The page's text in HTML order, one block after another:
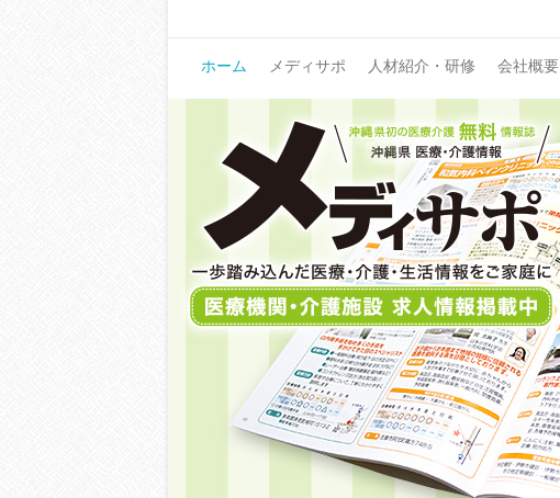
ホーム メディサポ 人材紹介・研修 会社概要